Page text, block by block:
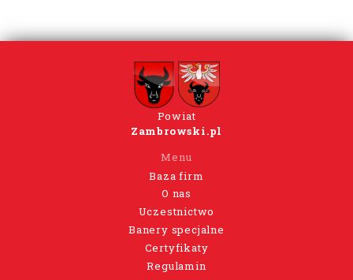
Powiat
Zambrowski.pl
Menu
Baza firm
O nas
Uczestnictwo
Banery specjalne
Certyfikaty
Regulamin